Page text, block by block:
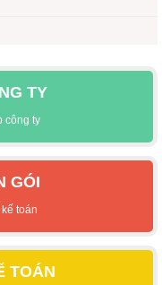
TY
công ty
GÓI
toán
TOÁN